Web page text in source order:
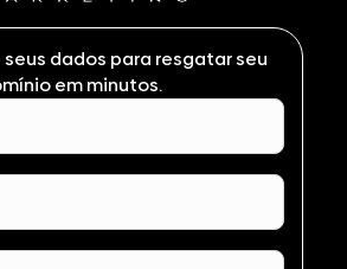
dados para resgatar seu
em minutos.